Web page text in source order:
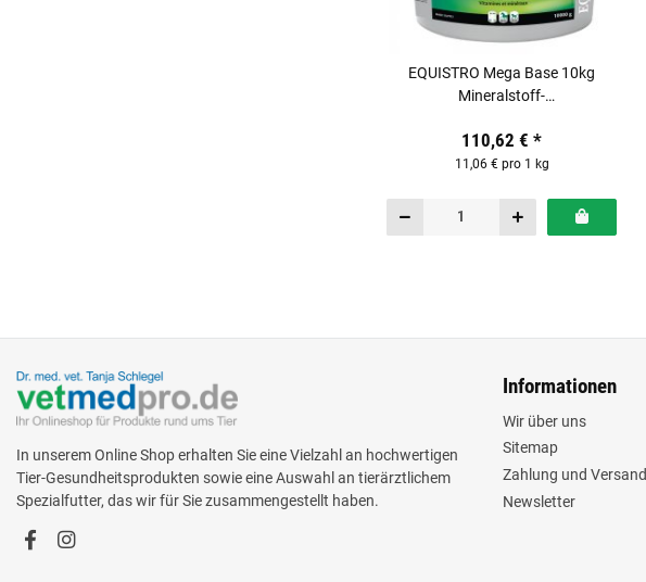
EQUISTRO Mega Base 10kg
Mineralstoff-
110,62 € *
11,06 € pro 1 kg
In unserem Online Shop erhalten Sie eine Vielzahl an hochwertigen
Tier-Gesundheitsprodukten sowie eine Auswahl an tierärztlichem
Spezialfutter, das wir für Sie zusammengestellt haben.
Informationen
Wir über uns
Sitemap
Zahlung und Versand
Newsletter